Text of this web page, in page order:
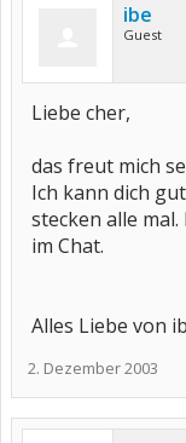
ibe
Guest
Liebe cher,
das freut mich
Ich kann dich
stecken alle
im Chat.
Alles Liebe von
2. Dezember 2003